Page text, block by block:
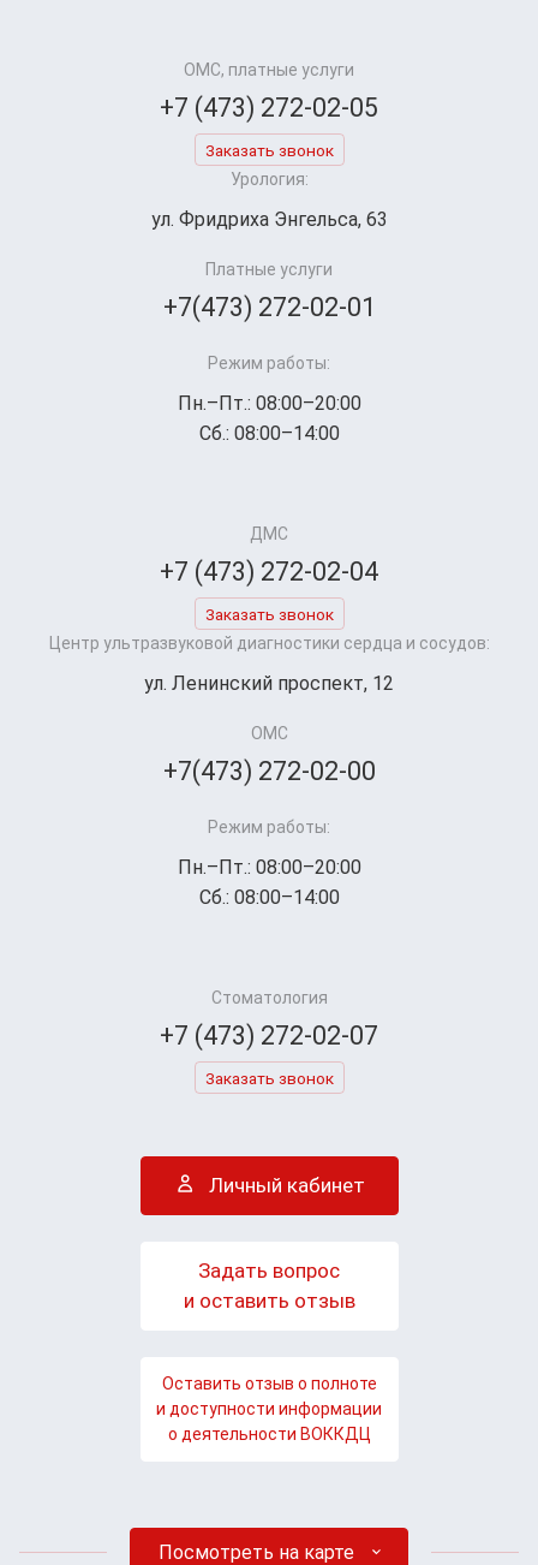
ОМС, платные услуги
+7 (473) 272-02-05
Заказать звонок
Урология:
ул. Фридриха Энгельса, 63
Платные услуги
+7(473) 272-02-01
Режим работы:
Пн.–Пт.: 08:00–20:00
Сб.: 08:00–14:00
ДМС
+7 (473) 272-02-04
Заказать звонок
Центр ультразвуковой диагностики сердца и сосудов:
ул. Ленинский проспект, 12
ОМС
+7(473) 272-02-00
Режим работы:
Пн.–Пт.: 08:00–20:00
Сб.: 08:00–14:00
Стоматология
+7 (473) 272-02-07
Заказать звонок
Личный кабинет
Задать вопрос
и оставить отзыв
Оставить отзыв о полноте
и доступности информации
о деятельности ВОККДЦ
Посмотреть на карте